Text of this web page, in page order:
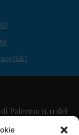
(UE)
Palermo n.11 del